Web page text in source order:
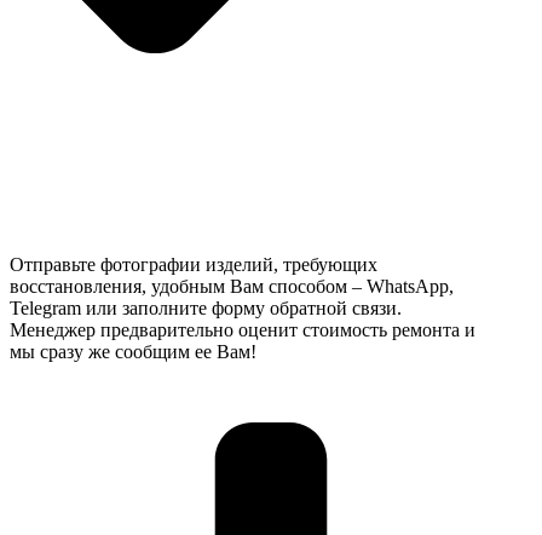
Отправьте фотографии изделий, требующих
восстановления, удобным Вам способом – WhatsApp,
Telegram или заполните форму обратной связи.
Менеджер предварительно оценит стоимость ремонта и
мы сразу же сообщим ее Вам!